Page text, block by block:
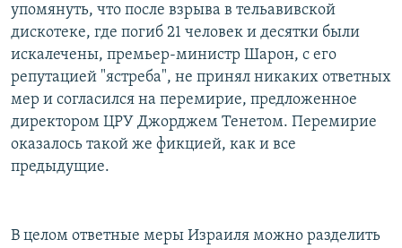
упомянуть, что после взрыва в тельавивской
дискотеке, где погиб 21 человек и десятки были
искалечены, премьер-министр Шарон, с его
репутацией "ястреба", не принял никаких ответных
мер и согласился на перемирие, предложенное
директором ЦРУ Джорджем Тенетом. Перемирие
оказалось такой же фикцией, как и все
предыдущие.
В целом ответные меры Израиля можно разделить